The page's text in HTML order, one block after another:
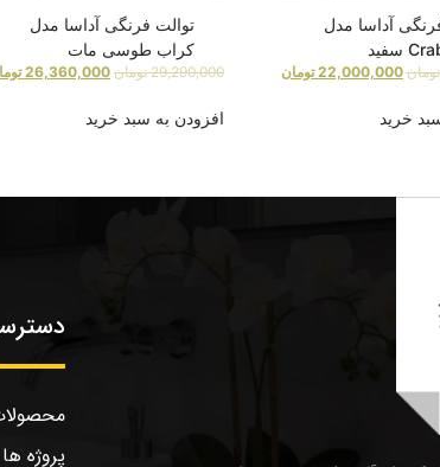
آداسا مدل
تومان 22,000,000 تومان
خرید
توالت فرنگی آداسا مدل
کراب طوسی مات
29,290,000 تومان 26,360,000
افزودن به سبد خرید
پروژه ها